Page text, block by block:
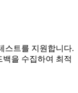
스트를 지원합니다.
을 수집하여 최적